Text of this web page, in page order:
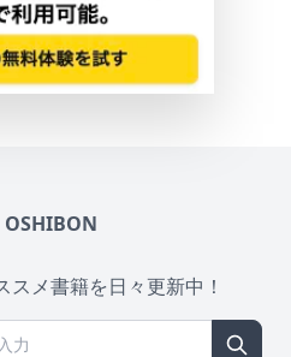
OSHIBON
メ書籍を日々更新中！